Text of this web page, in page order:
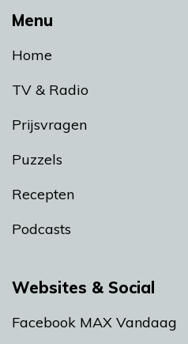
Menu
Home
TV & Radio
Prijsvragen
Puzzels
Recepten
Podcasts
Websites & Social
Facebook MAX Vandaag